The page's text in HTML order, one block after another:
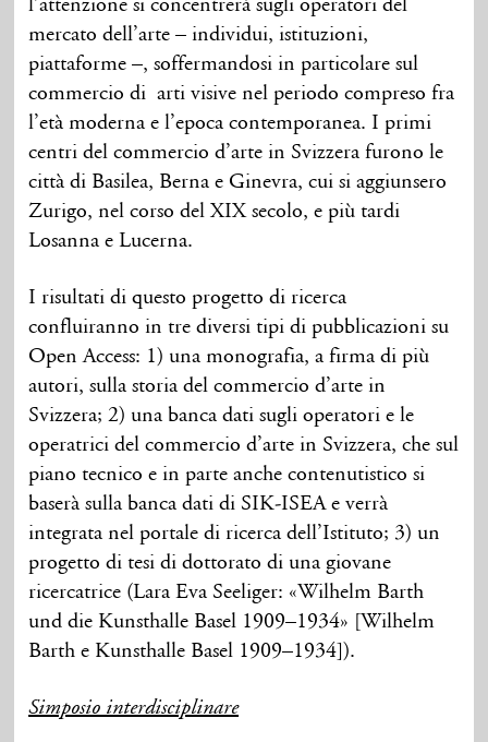
l’attenzione si concentrerà sugli operatori del
mercato dell’arte – individui, istituzioni,
piattaforme –, soffermandosi in particolare sul
commercio di arti visive nel periodo compreso fra
l’età moderna e l’epoca contemporanea. I primi
centri del commercio d’arte in Svizzera furono le
città di Basilea, Berna e Ginevra, cui si aggiunsero
Zurigo, nel corso del XIX secolo, e più tardi
Losanna e Lucerna.
I risultati di questo progetto di ricerca
confluiranno in tre diversi tipi di pubblicazioni su
Open Access: 1) una monografia, a firma di più
autori, sulla storia del commercio d’arte in
Svizzera; 2) una banca dati sugli operatori e le
operatrici del commercio d’arte in Svizzera, che sul
piano tecnico e in parte anche contenutistico si
baserà sulla banca dati di SIK-ISEA e verrà
integrata nel portale di ricerca dell’Istituto; 3) un
progetto di tesi di dottorato di una giovane
ricercatrice (Lara Eva Seeliger: «Wilhelm Barth
und die Kunsthalle Basel 1909–1934» [Wilhelm
Barth e Kunsthalle Basel 1909–1934]).
Simposio interdisciplinare